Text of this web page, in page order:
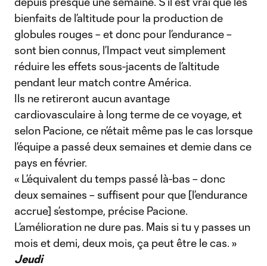
bienfaits de l’altitude pour la production de
globules rouges – et donc pour l’endurance –
sont bien connus, l’Impact veut simplement
réduire les effets sous-jacents de l’altitude
pendant leur match contre América.
Ils ne retireront aucun avantage
cardiovasculaire à long terme de ce voyage, et
selon Pacione, ce n’était même pas le cas lorsque
l’équipe a passé deux semaines et demie dans ce
pays en février.
« L’équivalent du temps passé là-bas – donc
deux semaines – suffisent pour que [l’endurance
accrue] s’estompe, précise Pacione.
L’amélioration ne dure pas. Mais si tu y passes un
mois et demi, deux mois, ça peut être le cas. »
Jeudi